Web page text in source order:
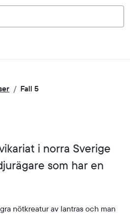
/ Fall 5
i norra Sverige
som har en
nötkreatur av lantras och man